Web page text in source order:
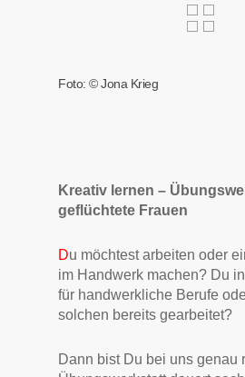
Foto: © Jona Krieg
Kreativ lernen –
geflüchtete Frauen
Du möchtest arbeiten oder
im Handwerk machen? Du
für handwerkliche Berufe
solchen bereits gearbeitet?
Dann bist Du bei uns genau